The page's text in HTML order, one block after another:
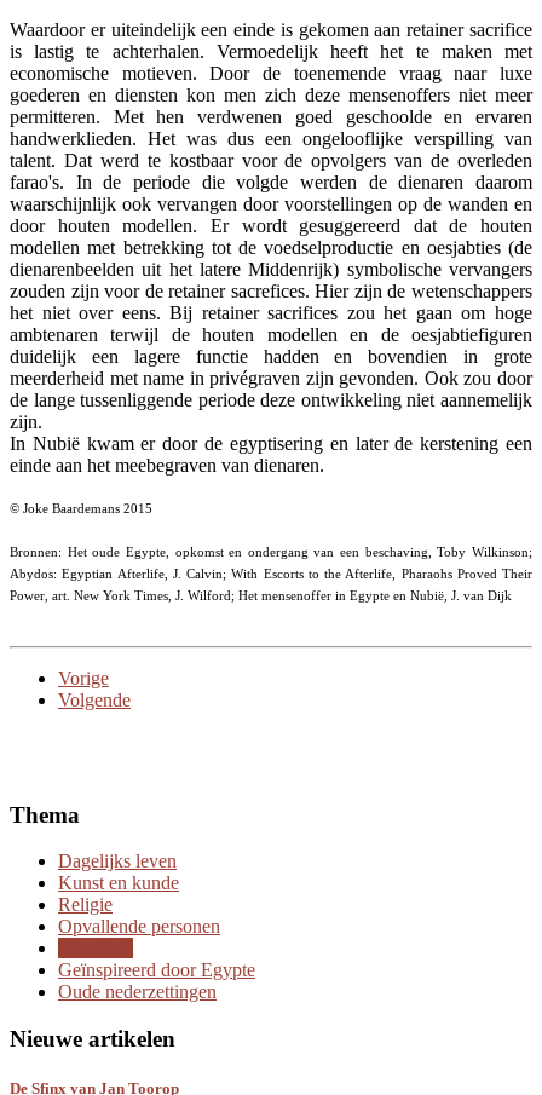
Waardoor er uiteindelijk een einde is gekomen aan retainer sacrifice
is lastig te achterhalen. Vermoedelijk heeft het te maken met
economische motieven. Door de toenemende vraag naar luxe
goederen en diensten kon men zich deze mensenoffers niet meer
permitteren. Met hen verdwenen goed geschoolde en ervaren
handwerklieden. Het was dus een ongelooflijke verspilling van
talent. Dat werd te kostbaar voor de opvolgers van de overleden
farao's. In de periode die volgde werden de dienaren daarom
waarschijnlijk ook vervangen door voorstellingen op de wanden en
door houten modellen. Er wordt gesuggereerd dat de houten
modellen met betrekking tot de voedselproductie en oesjabties (de
dienarenbeelden uit het latere Middenrijk) symbolische vervangers
zouden zijn voor de retainer sacrefices. Hier zijn de wetenschappers
het niet over eens. Bij retainer sacrifices zou het gaan om hoge
ambtenaren terwijl de houten modellen en de oesjabtiefiguren
duidelijk een lagere functie hadden en bovendien in grote
meerderheid met name in privégraven zijn gevonden. Ook zou door
de lange tussenliggende periode deze ontwikkeling niet aannemelijk
zijn.
In Nubië kwam er door de egyptisering en later de kerstening een
einde aan het meebegraven van dienaren.
© Joke Baardemans 2015
Bronnen: Het oude Egypte, opkomst en ondergang van een beschaving, Toby Wilkinson;
Abydos: Egyptian Afterlife, J. Calvin; With Escorts to the Afterlife, Pharaohs Proved Their
Power, art. New York Times, J. Wilford; Het mensenoffer in Egypte en Nubië, J. van Dijk
Vorige
Volgende
Thema
Dagelijks leven
Kunst en kunde
Religie
Opvallende personen
Geïnspireerd door Egypte
Oude nederzettingen
Nieuwe artikelen
De Sfinx van Jan Toorop